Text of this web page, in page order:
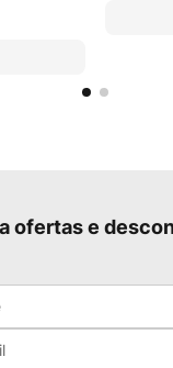
ofertas e